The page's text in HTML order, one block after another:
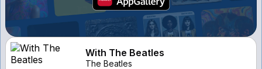
With The Beatles
The Beatles